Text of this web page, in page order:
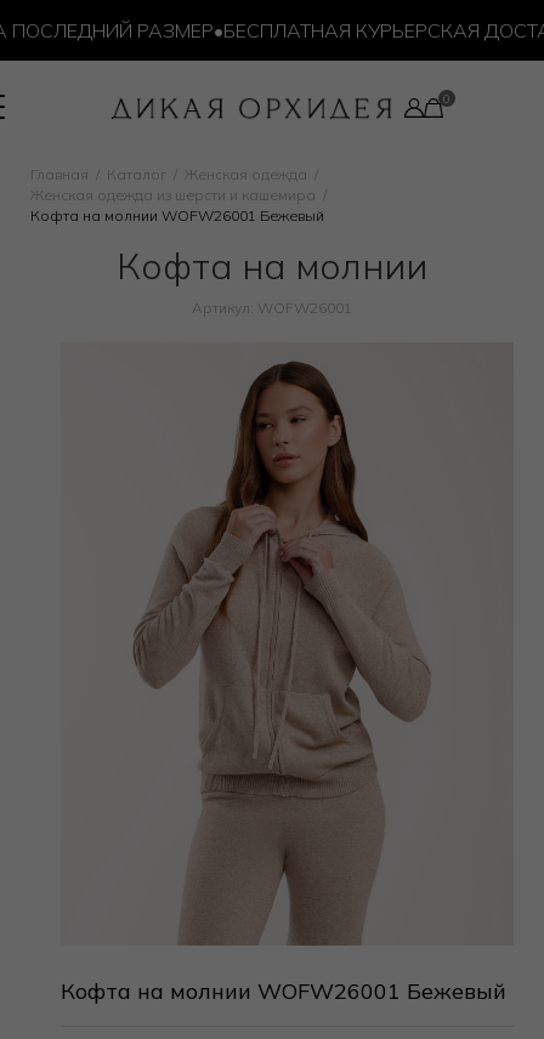
РАЗМЕР•БЕСПЛАТНАЯ КУРЬЕРСКАЯ
Главная Каталог
Женская одежда
Женская одежда из шерсти и кашемира
Кофта на молнии WOFW26001 Бежевый
Кофта на молнии
Артикул: WOFW26001
Кофта на молнии WOFW26001 Бежевый